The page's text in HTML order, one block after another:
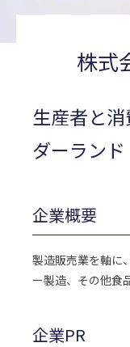
株式
生産者と
ダーランド
企業概要
製造販売業を軸に
ー製造、その他食
企業PR